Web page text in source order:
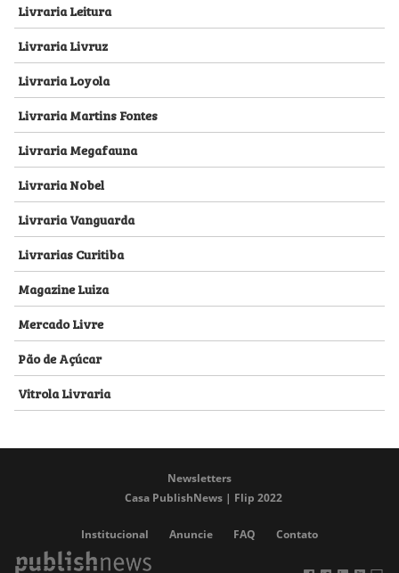
Livraria Leitura
Livraria Livruz
Livraria Loyola
Livraria Martins Fontes
Livraria Megafauna
Livraria Nobel
Livraria Vanguarda
Livrarias Curitiba
Magazine Luiza
Mercado Livre
Pão de Açúcar
Vitrola Livraria
Newsletters
Casa PublishNews | Flip 2022
Institucional Anuncie FAQ Contato